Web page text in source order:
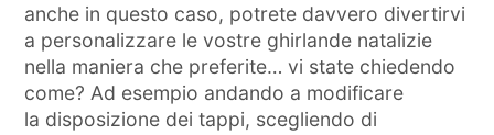
anche in questo caso, potrete davvero divertirvi
a personalizzare le vostre ghirlande natalizie
nella maniera che preferite… vi state chiedendo
come? Ad esempio andando a modificare
la disposizione dei tappi, scegliendo di